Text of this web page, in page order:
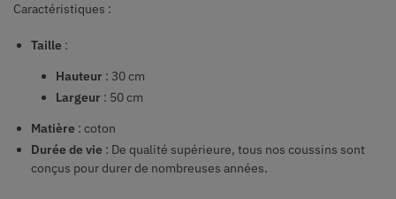
Caractéristiques :
Taille :
Hauteur : 30 cm
Largeur : 50 cm
Matière : coton
Durée de vie : De qualité supérieure, tous nos coussins sont
conçus pour durer de nombreuses années.